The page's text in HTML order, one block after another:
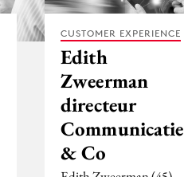
CUSTOMER EXPERIENCE
Edith
Zweerman
directeur
Communicatie
& Co